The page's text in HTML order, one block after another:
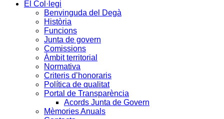
El Col·legi
Benvinguda del Degà
Història
Funcions
Junta de govern
Comissions
Àmbit territorial
Normativa
Criteris d’honoraris
Política de qualitat
Portal de Transparència
Acords Junta de Govern
Mèmories Anuals